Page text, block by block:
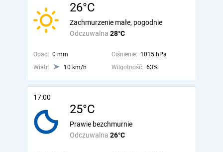
26°C
Odczuwalna 28°C
Zachmurzenie małe, pogodnie
Opad: 0 mm Ciśnienie: 1015 hPa
Wiatr:
10 km/h Wilgotność: 63%
17:00
25°C
Odczuwalna 26°C
Prawie bezchmurnie